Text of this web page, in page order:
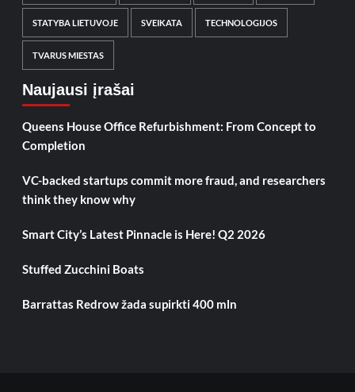
STATYBA LIETUVOJE SVEIKATA TECHNOLOGIJOS
TVARUS MIESTAS
Naujausi įrašai
Queens House Office Refurbishment: From Concept to
Completion
VC-backed startups commit more fraud, and researchers
think they know why
Smart City’s Latest Pinnacle is Here! Q2 2026
Stuffed Zucchini Boats
Barrattas Redrow žada supirkti 400 mln